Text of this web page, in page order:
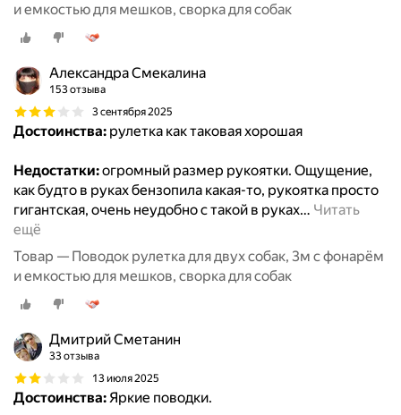
и емкостью для мешков, сворка для собак
Александра Cмекалина
153 отзыва
3 сентября 2025
Достоинства: рулетка как таковая хорошая
Недостатки:огромный размер рукоятки. Ощущение,
как будто в руках бензопила какая-то, рукоятка просто
гигантская, очень неудобно с такой в руках… Читать
ещё
Товар — Поводок рулетка для двух собак, 3м с фонарём
и емкостью для мешков, сворка для собак
Дмитрий Сметанин
33 отзыва
13 июля 2025
Достоинства:Яркие поводки.